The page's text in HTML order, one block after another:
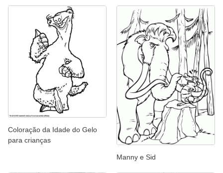
Coloração da Idade do Gelo
para crianças
Manny e Sid